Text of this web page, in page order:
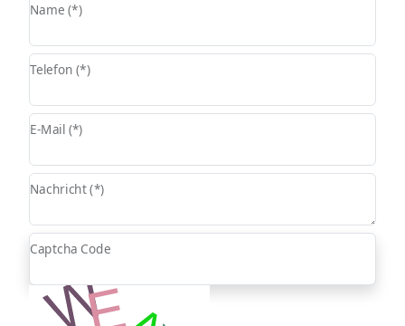
Name (*)
Telefon (*)
E-Mail (*)
Nachricht (*)
Captcha Code